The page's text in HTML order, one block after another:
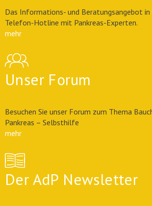
Das Informations- und Beratungsangebot in
Telefon-Hotline mit Pankreas-Experten.
mehr
Unser Forum
Besuchen Sie unser Forum zum Thema
Pankreas – Selbsthilfe
mehr
Der AdP Newsletter